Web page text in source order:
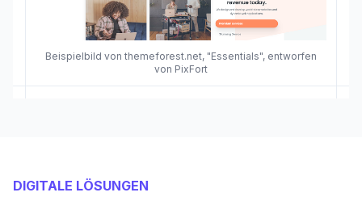
Beispielbild von themeforest.net, "Essentials", entworfen
von PixFort
DIGITALE LÖSUNGEN